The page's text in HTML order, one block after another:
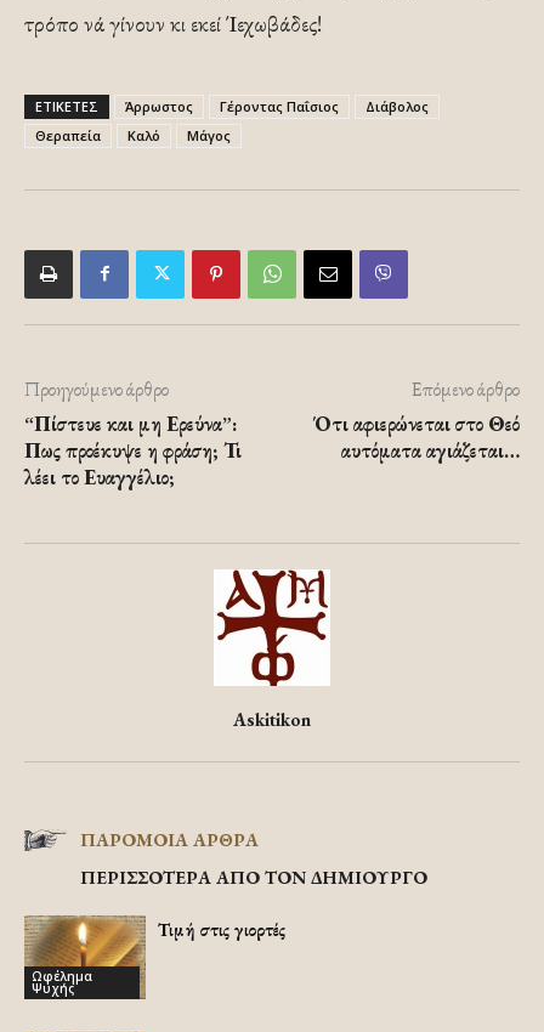
τρόπο νά γίνουν κι εκεί Ίεχωβάδες!
ΕΤΙΚΕΤΕΣ Άρρωστος Γέροντας Παΐσιος
Διάβολος
Θεραπεία
Καλό Μάγος
Προηγούμενο άρθρο
“Πίστευε και μη Ερεύνα”:
Πως προέκυψε η φράση; Τι
λέει το Ευαγγέλιο;
Επόμενο άρθρο
Ότι αφιερώνεται στο Θεό
αυτόματα αγιάζεται…
Askitikon
ΠΑΡΟΜΟΙΑ ΑΡΘΡΑ
ΠΕΡΙΣΣΟΤΕΡΑ ΑΠΟ ΤΟΝ ΔΗΜΙΟΥΡΓΟ
Ωφέλημα
Ψυχής
Τιμή στις γιορτές